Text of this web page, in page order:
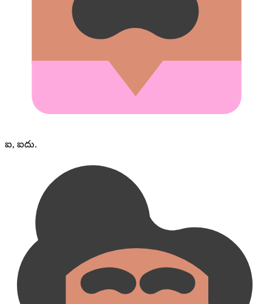
ఐ, ఐదు.